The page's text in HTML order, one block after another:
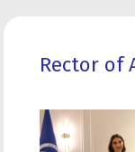
Rector of